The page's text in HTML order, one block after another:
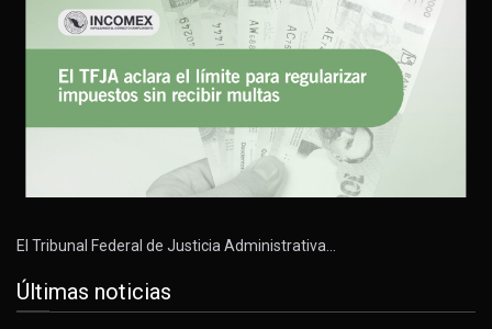
El Tribunal Federal de Justicia Administrativa…
Últimas noticias